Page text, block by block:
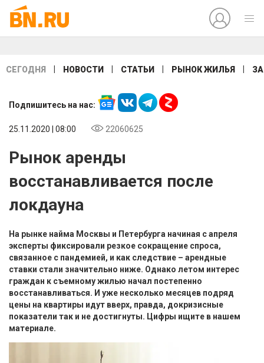
СЕГОДНЯ НОВОСТИ СТАТЬИ РЫНОК ЖИЛЬЯ
Подпишитесь на нас:
25.11.2020 | 08:00 22060625
Рынок аренды
восстанавливается после
локдауна
На рынке найма Москвы и Петербурга начиная с апреля
эксперты фиксировали резкое сокращение спроса,
связанное с пандемией, и как следствие – арендные
ставки стали значительно ниже. Однако летом интерес
граждан к съемному жилью начал постепенно
восстанавливаться. И уже несколько месяцев подряд
цены на квартиры идут вверх, правда, докризисные
показатели так и не достигнуты. Цифры ищите в нашем
материале.